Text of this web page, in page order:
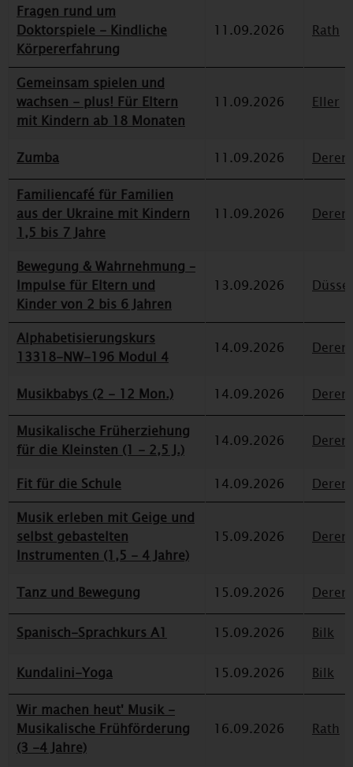
Fragen rund um
Doktorspiele - Kindliche
Körpererfahrung
11.09.2026 Rath
Gemeinsam spielen und
wachsen - plus! Für Eltern
mit Kindern ab 18 Monaten
11.09.2026 Eller
Zumba 11.09.2026
Familiencafé für Familien
aus der Ukraine mit Kindern
1,5 bis 7 Jahre
11.09.2026
Bewegung & Wahrnehmung –
Impulse für Eltern und
Kinder von 2 bis 6 Jahren
13.09.2026
Alphabetisierungskurs
13318-NW-196 Modul 4
14.09.2026
Musikbabys (2 - 12 Mon.) 14.09.2026
Musikalische Früherziehung
für die Kleinsten (1 - 2,5 J.)
14.09.2026
Fit für die Schule 14.09.2026
Musik erleben mit Geige und
selbst gebastelten
Instrumenten (1,5 - 4 Jahre)
15.09.2026
Tanz und Bewegung 15.09.2026
Spanisch-Sprachkurs A1 15.09.2026 Bilk
Kundalini-Yoga 15.09.2026
Bilk
Wir machen heut' Musik -
Musikalische Frühförderung
(3 -4 Jahre)
16.09.2026 Rath